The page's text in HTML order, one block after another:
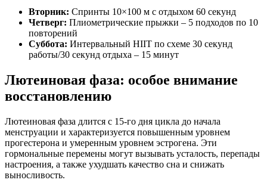
Вторник: Спринты 10×100 м с отдыхом 60 секунд
Четверг: Плиометрические прыжки – 5 подходов по 10
повторений
Суббота: Интервальный HIIT по схеме 30 секунд
работы/30 секунд отдыха – 15 минут
Лютеиновая фаза: особое внимание
восстановлению
Лютеиновая фаза длится с 15-го дня цикла до начала
менструации и характеризуется повышенным уровнем
прогестерона и умеренным уровнем эстрогена. Эти
гормональные перемены могут вызывать усталость, перепады
настроения, а также ухудшать качество сна и снижать
выносливость.